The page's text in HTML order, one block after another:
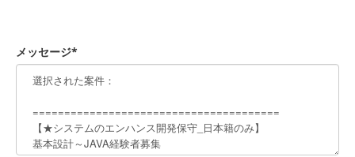
メッセージ*